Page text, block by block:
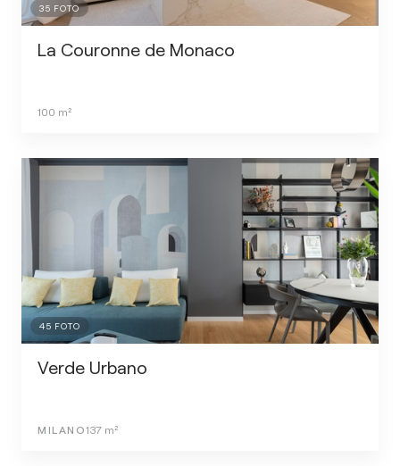
35 FOTO
La Couronne de Monaco
100 m²
45 FOTO
Verde Urbano
MILANO137 m²